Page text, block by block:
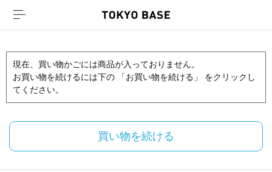
現在、買い物かごには商品が入っておりません。
お買い物を続けるには下の 「お買い物を続ける」 をクリックし
てください。
買い物を続ける